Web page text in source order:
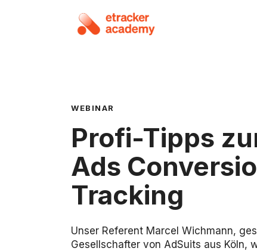
WEBINAR
Profi-Tipps
Ads
Tracking
Unser Referent Marcel Wichmann,
Gesellschafter von AdSuits aus Köln,